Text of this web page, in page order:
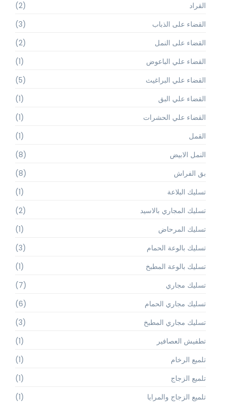
القراد
(2)
القضاء على الذباب
(3)
القضاء على النمل
(2)
القضاء علي الباعوض
(1)
القضاء علي البراغيث
(5)
القضاء علي البق
(1)
القضاء علي الحشرات
(1)
القمل
(1)
النمل الابيض
(8)
بق الفراش
(8)
تسليك البلاعة
(1)
تسليك المجاري بالاسيد
(2)
تسليك المرحاض
(1)
تسليك بالوعة الحمام
(3)
تسليك بالوعة المطبخ
(1)
تسليك مجاري
(7)
تسليك مجاري الحمام
(6)
تسليك مجاري المطبخ
(3)
تطفيش العصافير
(1)
تلميع الرخام
(1)
تلميع الزجاج
(1)
تلميع الزجاج والمرايا
(1)